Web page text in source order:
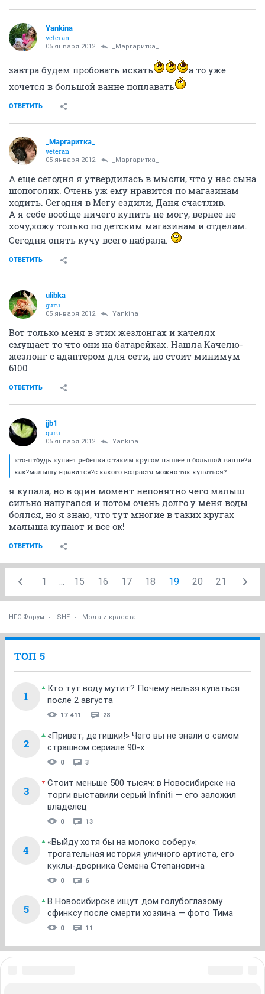
Yankina
veteran
05 января 2012 _Маргаритка_
завтра будем пробовать искать
а то уже
хочется в большой ванне поплавать
ОТВЕТИТЬ
_Маргаритка_
veteran
05 января 2012 _Маргаритка_
А еще сегодня я утвердилась в мысли, что у нас сына
шопоголик. Очень уж ему нравится по магазинам
ходить. Сегодня в Мегу ездили, Даня счастлив.
А я себе вообще ничего купить не могу, вернее не
хочу,хожу только по детским магазинам и отделам.
Сегодня опять кучу всего набрала.
ОТВЕТИТЬ
ulibka
guru
05 января 2012 Yankina
Вот только меня в этих жезлонгах и качелях
смущает то что они на батарейках. Нашла Качелю-
жезлонг с адаптером для сети, но стоит минимум
6100
ОТВЕТИТЬ
jjb1
guru
05 января 2012 Yankina
кто-нтбудь купает ребенка с таким кругом на шее в большой ванне?и
как?малышу нравится?с какого возраста можно так купаться?
я купала, но в один момент непонятно чего малыш
сильно напугался и потом очень долго у меня воды
боялся, но я знаю, что тут многие в таких кругах
малыша купают и все ок!
ОТВЕТИТЬ
1 15 16 17 18 19 20 21
НГС.Форум SHE Мода и красота
ТОП 5
1
Кто тут воду мутит? Почему нельзя купаться
после 2 августа
17 411 28
2
«Привет, детишки!» Чего вы не знали о самом
страшном сериале 90-х
0 3
3
Стоит меньше 500 тысяч: в Новосибирске на
торги выставили серый Infiniti — его заложил
владелец
0 13
4
«Выйду хотя бы на молоко соберу»:
трогательная история уличного артиста, его
куклы-дворника Семена Степановича
0 6
5
В Новосибирске ищут дом голубоглазому
сфинксу после смерти хозяина — фото Тима
0 11